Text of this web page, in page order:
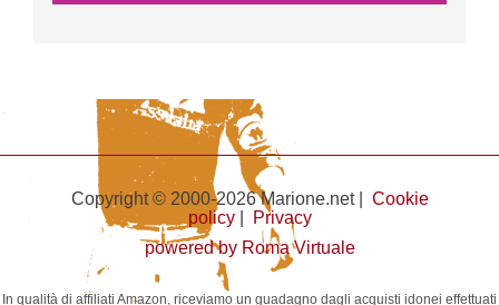
Copyright © 2000-2026 Marione.net | Cookie
policy|
Privacy
powered by Roma Virtuale
In qualità di affiliati Amazon, riceviamo un guadagno dagli acquisti idonei effettuati